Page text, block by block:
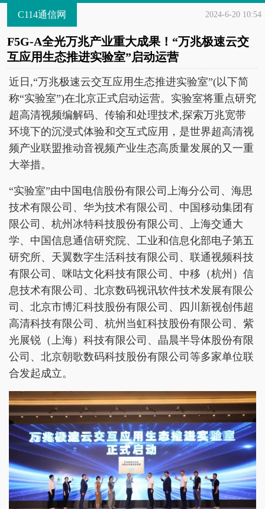
C114通信网 2024-6-20 10:54
F5G-A全光万兆产业重大成果！“万兆极速云交
互应用生态推进实验室”启动运营
近日,“万兆极速云交互应用生态推进实验室”(以下简
称“实验室”)在北京正式启动运营。实验室将重点研究
超高清视频编解码、传输和处理技术,探索万兆宽带
环境下的沉浸式体验和交互式应用，是世界超高清视
频产业联盟推动音视频产业生态高质量发展的又一重
大举措。
“实验室”由中国电信股份有限公司上海分公司、海思
技术有限公司、华为技术有限公司、中国移动集团有
限公司、杭州冰特科技股份有限公司、上海交通大
学、中国信息通信研究院、工业和信息化部电子第五
研究所、天翼数字生活科技有限公司、联通视频科技
有限公司、咪咕文化科技有限公司、中移（杭州）信
息技术有限公司、北京数码视讯软件技术发展有限公
司、北京市博汇科技股份有限公司、四川新视创伟超
高清科技有限公司、杭州当虹科技股份有限公司、紫
光展锐（上海）科技有限公司、晶晨半导体股份有限
公司、北京朝歌数码科技股份有限公司等多家单位联
合发起成立。